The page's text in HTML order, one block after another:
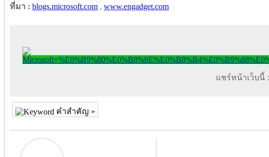
ที่มา : blogs.microsoft.com , www.engadget.com
แชร์หน้าเว็บนี้ :
คำสำคัญ »